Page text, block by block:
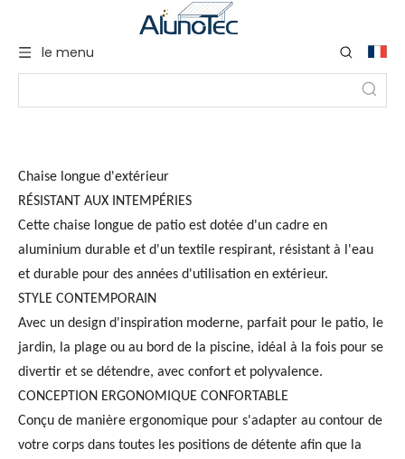
le menu
Chaise longue d'extérieur
RÉSISTANT AUX INTEMPÉRIES
Cette chaise longue de patio est dotée d'un cadre en
aluminium durable et d'un textile respirant, résistant à l'eau
et durable pour des années d'utilisation en extérieur.
STYLE CONTEMPORAIN
Avec un design d'inspiration moderne, parfait pour le patio, le
jardin, la plage ou au bord de la piscine, idéal à la fois pour se
divertir et se détendre, avec confort et polyvalence.
CONCEPTION ERGONOMIQUE CONFORTABLE
Conçu de manière ergonomique pour s'adapter au contour de
votre corps dans toutes les positions de détente afin que la